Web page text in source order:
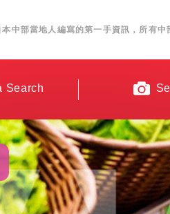
本中部當地人編寫的第一手資訊，所有中
Search